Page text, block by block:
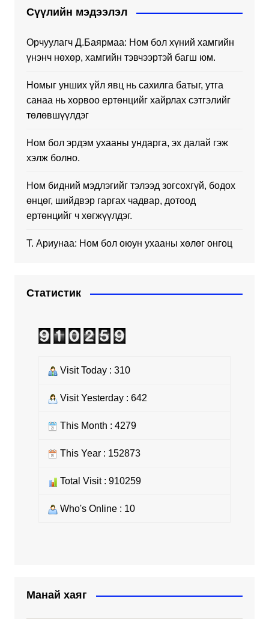
Сүүлийн мэдээлэл
Орчуулагч Д.Баярмаа: Ном бол хүний хамгийн
үнэнч нөхөр, хамгийн тэвчээртэй багш юм.
Номыг унших үйл явц нь сахилга батыг, утга
санаа нь хорвоо ертөнцийг хайрлах сэтгэлийг
төлөвшүүлдэг
Ном бол эрдэм ухааны ундарга, эх далай гэж
хэлж болно.
Ном бидний мэдлэгийг тэлээд зогсохгүй, бодох
өнцөг, шийдвэр гаргах чадвар, дотоод
ертөнцийг ч хөгжүүлдэг.
Т. Ариунаа: Ном бол оюун ухааны хөлөг онгоц
Статистик
Visit Today : 310
Visit Yesterday : 642
This Month : 4279
This Year : 152873
Total Visit : 910259
Who's Online : 10
Манай хаяг